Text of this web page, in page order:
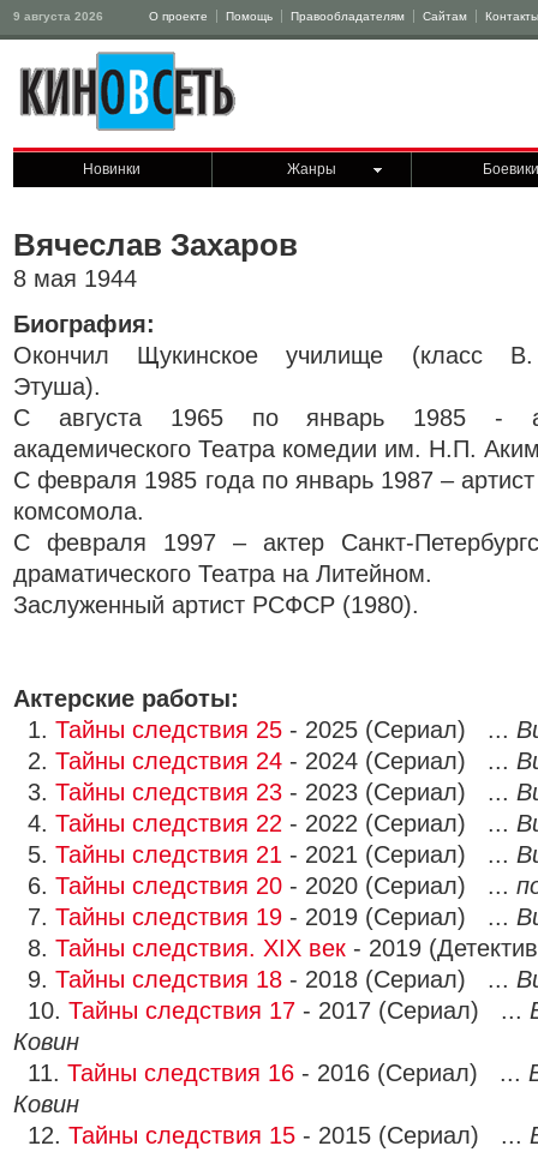
9 августа 2026 О проекте Помощь Правообладателям Сайтам Контакты
Новинки Жанры Боевики
Вячеслав Захаров
8 мая 1944
Биография:
Окончил Щукинское училище (класс В.
Этуша).
С августа 1965 по январь 1985 -
академического Театра комедии им. Н.П.
С февраля 1985 года по январь 1987 –
комсомола.
С февраля 1997 – актер Санкт-
драматического Театра на Литейном.
Заслуженный артист РСФСР (1980).
Актерские работы:
1. Тайны следствия 25 - 2025 (Сериал) ...
2. Тайны следствия 24 - 2024 (Сериал) ...
3. Тайны следствия 23 - 2023 (Сериал) ...
4. Тайны следствия 22 - 2022 (Сериал) ...
5. Тайны следствия 21 - 2021 (Сериал) ...
6. Тайны следствия 20 - 2020 (Сериал) ...
7. Тайны следствия 19 - 2019 (Сериал) ...
8. Тайны следствия. XIX век - 2019
9. Тайны следствия 18 - 2018 (Сериал) ...
10. Тайны следствия 17 - 2017 (Сериал) ...
Ковин
11. Тайны следствия 16 - 2016 (Сериал) ...
Ковин
12. Тайны следствия 15 - 2015 (Сериал) ...